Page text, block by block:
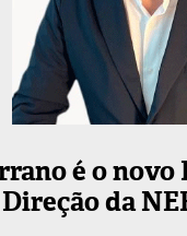
é o
Direção da